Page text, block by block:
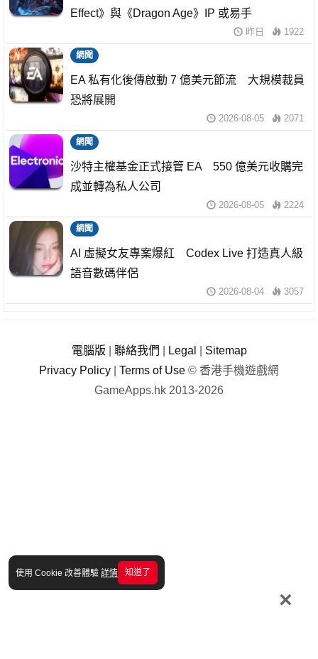
使用 Cookie 改善體驗 詳情 知道了
×
Effect》與《Dragon Age》IP 或易手
昨日 1922
網聞
EA 私有化後傳啟動 7 億美元節流 大規模裁員
恐將展開
2026-08-05 2071
網聞
沙特主權基金正式接管 EA 550 億美元收購完
成並轉為私人公司
2026-08-05 2224
網聞
AI 虛擬女友專案爆紅 Codex Live 打造真人級
語音數碼伴侶
2026-08-04 3057
電腦版 聯絡我們 Legal
Sitemap
Privacy Policy
Terms of Use © 香港手機遊戲網
GameApps.hk 2013-2026